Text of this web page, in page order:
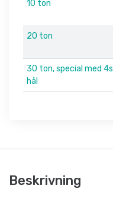
10 ton
20 ton
30 ton, special med
hål
Beskrivning